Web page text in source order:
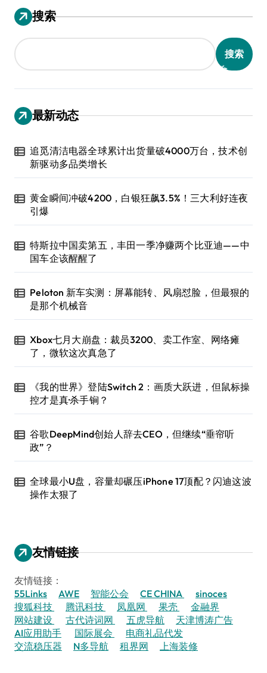
搜索
搜索
最新动态
追觅清洁电器全球累计出货量破4000万台，技术创
新驱动多品类增长
黄金瞬间冲破4200，白银狂飙3.5%！三大利好连夜
引爆
特斯拉中国卖第五，丰田一季净赚两个比亚迪——中
国车企该醒醒了
Peloton 新车实测：屏幕能转、风扇怼脸，但最狠的
是那个机械音
Xbox七月大崩盘：裁员3200、卖工作室、网络瘫
了，微软这次真急了
《我的世界》登陆Switch 2：画质大跃进，但鼠标操
控才是真·杀手锏？
谷歌DeepMind创始人辞去CEO，但继续“垂帘听
政”？
全球最小U盘，容量却碾压iPhone 17顶配？闪迪这波
操作太狠了
友情链接
友情链接：
55Links
AWE 智能公会 CE CHINA
sinoces
搜狐科技
腾讯科技 凤凰网 果壳
金融界
网站建设
古代诗词网 五虎导航
天津博涛广告
AI应用助手
国际展会
电商礼品代发
交流稳压器
N多导航 租界网 上海装修